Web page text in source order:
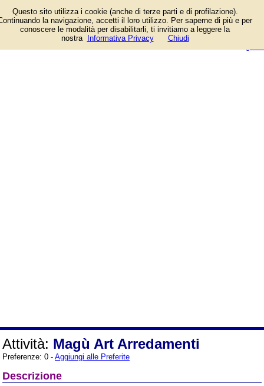
marchi italiani. Progettazioni e
soluzioni personalizzate. Magù Art
Arredamenti
Attività: Magù Art Arredamenti
Preferenze: 0 - Aggiungi alle Preferite
Descrizione
Questo sito utilizza i cookie (anche di terze parti e di profilazione).
la navigazione, accetti il loro utilizzo. Per saperne di più e per
conoscere le modalità per disabilitarli, ti invitiamo a leggere la
nostra
Informativa Privacy Chiudi